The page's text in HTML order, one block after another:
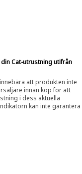
Cat-utrustning utifrån
att produkten inte
innan köp för att
i dess aktuella
kan inte garantera